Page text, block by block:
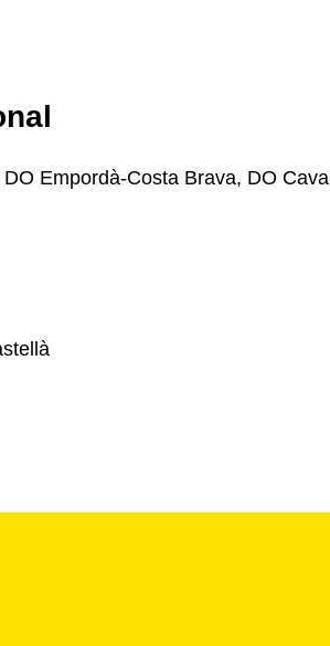
DO Empordà-Costa Brava, DO Cava